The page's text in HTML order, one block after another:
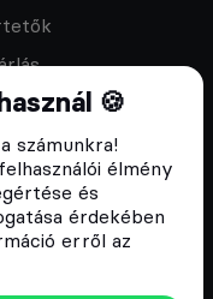
🍪
számunkra!
élmény
és
érdekében
erről az